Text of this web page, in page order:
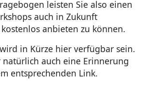
leisten Sie also einen
auch in Zukunft
anbieten zu können.
in Kürze hier verfügbar sein.
auch eine Erinnerung
entsprechenden Link.